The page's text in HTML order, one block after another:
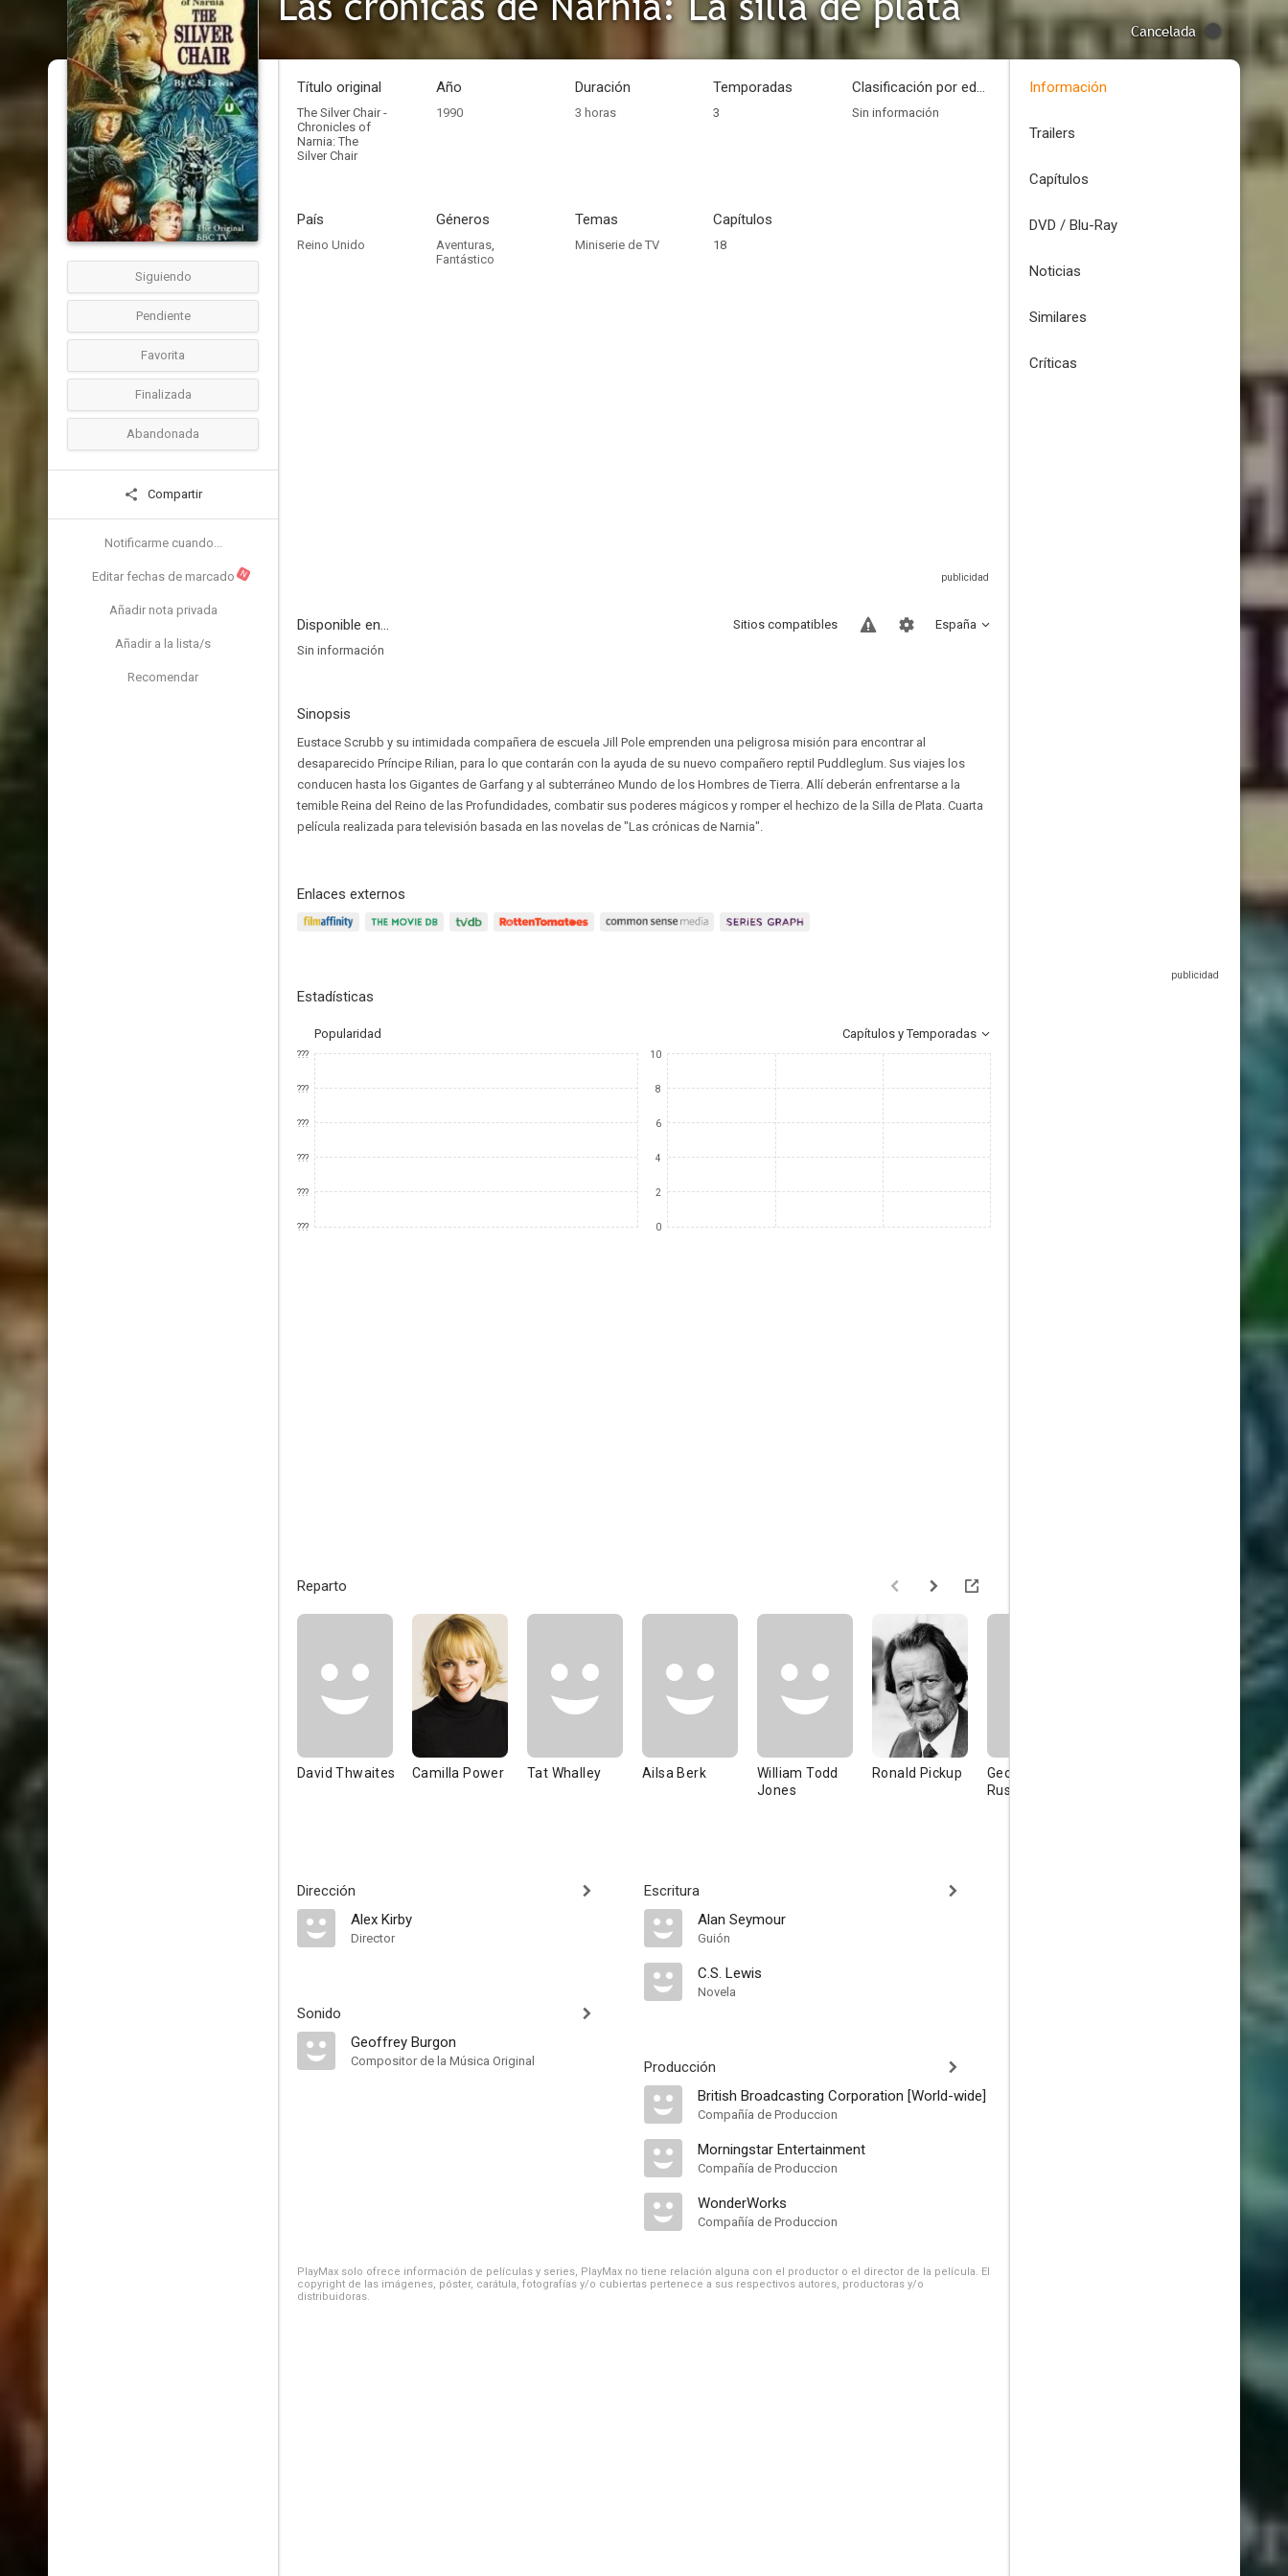
Cancelada
Siguiendo
Pendiente
Favorita
Finalizada
Abandonada
Compartir
Notificarme cuando...
Editar fechas de marcado N
Añadir nota privada
Añadir a la lista/s
Recomendar
Título original
The Silver Chair -
Chronicles of
Narnia: The
Silver Chair
Año
1990
Duración
3 horas
Temporadas
3
Clasificación por edades
Sin información
País
Reino Unido
Géneros
Aventuras,
Fantástico
Temas
Miniserie de TV
Capítulos
18
Disponible en... España
Sitios compatibles
Sin información
Sinopsis
Eustace Scrubb y su intimidada compañera de escuela Jill Pole emprenden una peligrosa misión para encontrar al
desaparecido Príncipe Rilian, para lo que contarán con la ayuda de su nuevo compañero reptil Puddleglum. Sus viajes los
conducen hasta los Gigantes de Garfang y al subterráneo Mundo de los Hombres de Tierra. Allí deberán enfrentarse a la
temible Reina del Reino de las Profundidades, combatir sus poderes mágicos y romper el hechizo de la Silla de Plata. Cuarta
película realizada para televisión basada en las novelas de "Las crónicas de Narnia".
Enlaces externos
Estadísticas
Popularidad Capítulos y Temporadas
???
???
???
???
???
???
10
8
6
4
2
0
Reparto
David Thwaites Camilla Power Tat Whalley Ailsa Berk
William Todd
Jones
Ronald Pickup
Geoffrey
Russell
Big Mick
Dirección
Alex Kirby
Director
Sonido
Geoffrey Burgon
Compositor de la Música Original
Escritura
Alan Seymour
Guión
C.S. Lewis
Novela
Producción
British Broadcasting Corporation [World-wide]
Compañía de Produccion
Morningstar Entertainment
Compañía de Produccion
WonderWorks
Compañía de Produccion
PlayMax solo ofrece información de películas y series, PlayMax no tiene relación alguna con el productor o el director de la película. El
copyright de las imágenes, póster, carátula, fotografías y/o cubiertas pertenece a sus respectivos autores, productoras y/o
distribuidoras.
Información
Trailers
Capítulos
DVD / Blu-Ray
Noticias
Similares
Críticas